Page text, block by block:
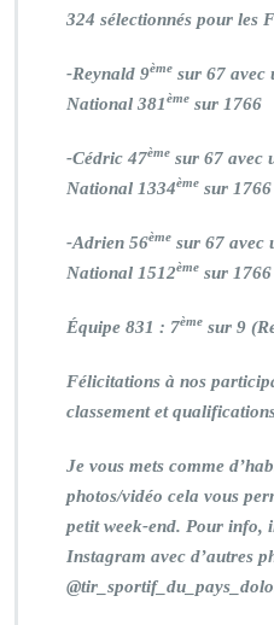
324 sélectionnés pour les
-Reynald 9ème sur 67 avec
National 381ème sur 1766
-Cédric 47ème sur 67 avec
National 1334ème sur 1766
-Adrien 56ème sur 67 avec
National 1512ème sur 1766
Équipe 831 : 7ème sur 9
Félicitations à nos
classement et
Je vous mets comme
photos/vidéo cela vous
petit week-end. Pour info,
Instagram avec d’autres